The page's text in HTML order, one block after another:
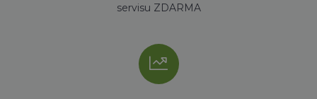
servisu ZDARMA